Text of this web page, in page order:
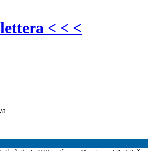
< < <